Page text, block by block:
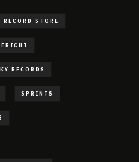
RECORD STORE
RECORDS
SPRINTS